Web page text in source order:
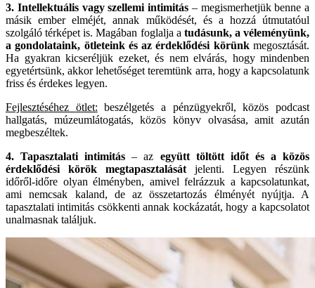
3. Intellektuális vagy szellemi intimitás – megismerhetjük benne a
másik ember elméjét, annak működését, és a hozzá útmutatóul
szolgáló térképet is. Magában foglalja a tudásunk, a véleményünk,
a gondolataink, ötleteink és az érdeklődési körünk megosztását.
Ha gyakran kicseréljük ezeket, és nem elvárás, hogy mindenben
egyetértsünk, akkor lehetőséget teremtünk arra, hogy a kapcsolatunk
friss és érdekes legyen.
Fejlesztéséhez ötlet: beszélgetés a pénzügyekről, közös podcast
hallgatás, múzeumlátogatás, közös könyv olvasása, amit azután
megbeszéltek.
4. Tapasztalati intimitás – az együtt töltött időt és a közös
érdeklődési körök megtapasztalását jelenti. Legyen részünk
időről-időre olyan élményben, amivel felrázzuk a kapcsolatunkat,
ami nemcsak kaland, de az összetartozás élményét nyújtja. A
tapasztalati intimitás csökkenti annak kockázatát, hogy a kapcsolatot
unalmasnak találjuk.